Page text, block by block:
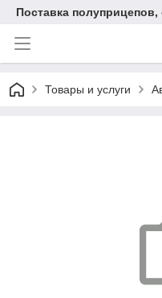
Поставка
Товары и услуги